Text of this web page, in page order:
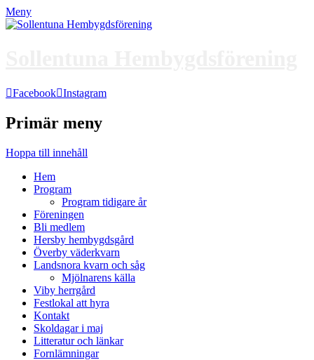
Meny
Facebook Instagram
Primär meny
Hoppa till innehåll
Hem
Program
Program tidigare år
Föreningen
Bli medlem
Hersby hembygdsgård
Överby väderkvarn
Landsnora kvarn och såg
Mjölnarens källa
Viby herrgård
Festlokal att hyra
Kontakt
Skoldagar i maj
Litteratur och länkar
Fornlämningar